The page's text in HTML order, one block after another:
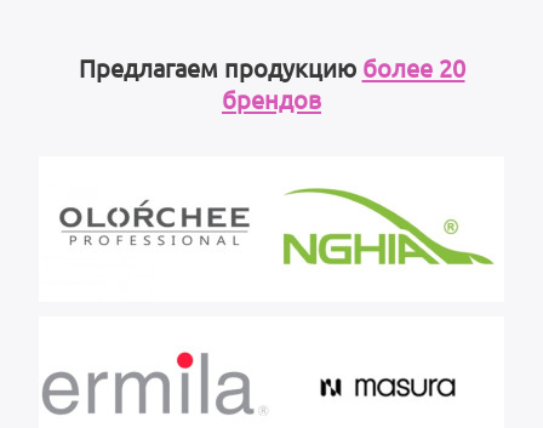
Предлагаем продукцию более 20
брендов